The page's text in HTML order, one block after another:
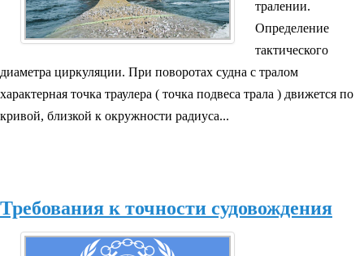
тралении.
Определение
тактического
диаметра циркуляции. При поворотах судна с тралом
характерная точка траулера ( точка подвеса трала ) движется по
кривой, близкой к окружности радиуса...
Требования к точности судовождения